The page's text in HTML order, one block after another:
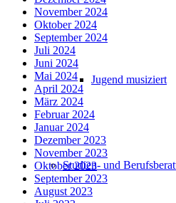
Jugend musiziert
Studien- und
November 2024
Oktober 2024
September 2024
Juli 2024
Juni 2024
Mai 2024
April 2024
März 2024
Februar 2024
Januar 2024
Dezember 2023
November 2023
Oktober 2023
September 2023
August 2023